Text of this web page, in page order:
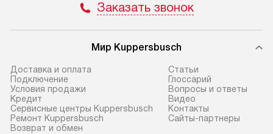
Заказать звонок
Мир Kuppersbusch
Доставка и оплата
Подключение
Условия продажи
Кредит
Сервисные центры Kuppersbusch
Ремонт Kuppersbusch
Возврат и обмен
Cтатьи
Глоссарий
Вопросы и ответы
Видео
Контакты
Сайты-партнеры